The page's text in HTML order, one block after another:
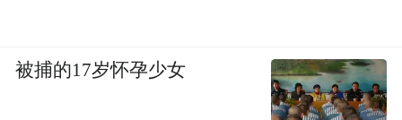
被捕的17岁怀孕少女